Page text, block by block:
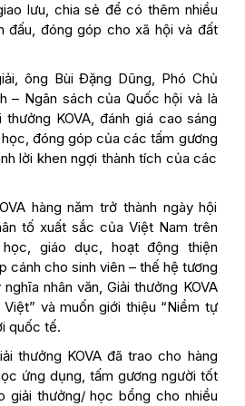
lưu, chia sẻ để có thêm nhiều
đấu, đóng góp cho xã hội và đất
ông Bùi Đặng Dũng, Phó Chủ
– Ngân sách của Quốc hội và là
thưởng KOVA, đánh giá cao sáng
đóng góp của các tấm gương
lời khen ngợi thành tích của các
hàng năm trở thành ngày hội
tố xuất sắc của Việt Nam trên
giáo dục, hoạt động thiện
cánh cho sinh viên – thế hệ tương
nhân văn, Giải thưởng KOVA
và muốn giới thiệu “Niềm tự
quốc tế.
thưởng KOVA đã trao cho hàng
ứng dụng, tấm gương người tốt
giải thưởng/ học bổng cho nhiều